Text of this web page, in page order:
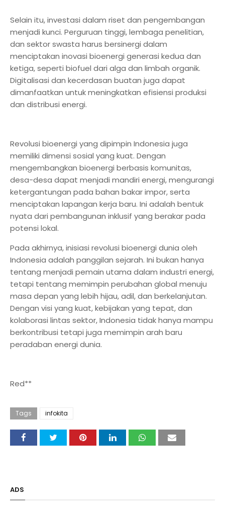
Selain itu, investasi dalam riset dan pengembangan
menjadi kunci. Perguruan tinggi, lembaga penelitian,
dan sektor swasta harus bersinergi dalam
menciptakan inovasi bioenergi generasi kedua dan
ketiga, seperti biofuel dari alga dan limbah organik.
Digitalisasi dan kecerdasan buatan juga dapat
dimanfaatkan untuk meningkatkan efisiensi produksi
dan distribusi energi.
Revolusi bioenergi yang dipimpin Indonesia juga
memiliki dimensi sosial yang kuat. Dengan
mengembangkan bioenergi berbasis komunitas,
desa-desa dapat menjadi mandiri energi, mengurangi
ketergantungan pada bahan bakar impor, serta
menciptakan lapangan kerja baru. Ini adalah bentuk
nyata dari pembangunan inklusif yang berakar pada
potensi lokal.
Pada akhirnya, inisiasi revolusi bioenergi dunia oleh
Indonesia adalah panggilan sejarah. Ini bukan hanya
tentang menjadi pemain utama dalam industri energi,
tetapi tentang memimpin perubahan global menuju
masa depan yang lebih hijau, adil, dan berkelanjutan.
Dengan visi yang kuat, kebijakan yang tepat, dan
kolaborasi lintas sektor, Indonesia tidak hanya mampu
berkontribusi tetapi juga memimpin arah baru
peradaban energi dunia.
Red**
Tags infokita
ADS